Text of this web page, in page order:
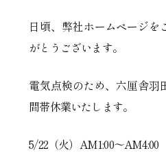
日頃、弊社ホームページを
がとうございます。
電気点検のため、六厘舎羽
間帯休業いたします。
5/22（火）AM1:00～AM4:00